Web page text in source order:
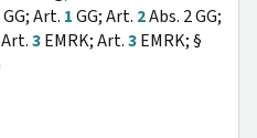
Art. 1GG; Art. 2Abs. 2 GG;
3EMRK; Art.3EMRK; §